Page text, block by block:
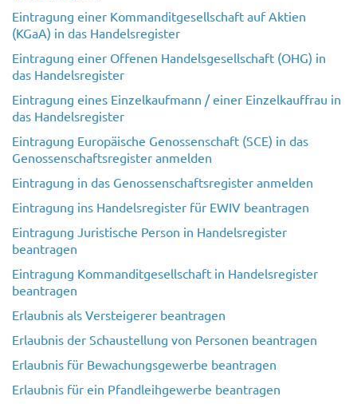
Eintragung einer Kommanditgesellschaft auf Aktien
(KGaA) in das Handelsregister
Eintragung einer Offenen Handelsgesellschaft (OHG) in
das Handelsregister
Eintragung eines Einzelkaufmann / einer Einzelkauffrau in
das Handelsregister
Eintragung Europäische Genossenschaft (SCE) in das
Genossenschaftsregister anmelden
Eintragung in das Genossenschaftsregister anmelden
Eintragung ins Handelsregister für EWIV beantragen
Eintragung Juristische Person in Handelsregister
beantragen
Eintragung Kommanditgesellschaft in Handelsregister
beantragen
Erlaubnis als Versteigerer beantragen
Erlaubnis der Schaustellung von Personen beantragen
Erlaubnis für Bewachungsgewerbe beantragen
Erlaubnis für ein Pfandleihgewerbe beantragen